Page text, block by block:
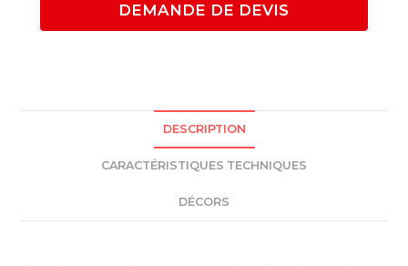
DEMANDE DE DEVIS
DESCRIPTION
CARACTÉRISTIQUES TECHNIQUES
DÉCORS